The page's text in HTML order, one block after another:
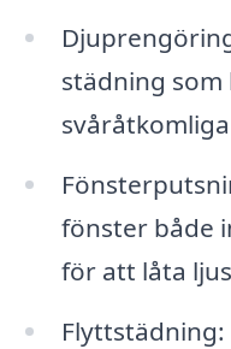
städning
fönster både
för att låta